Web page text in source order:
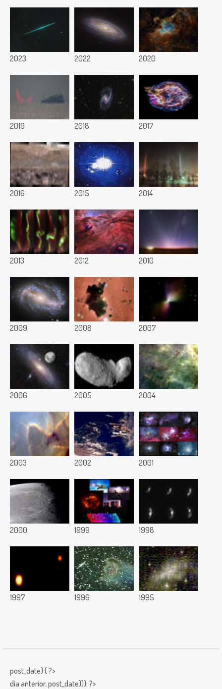
2023 2022 2020
2019 2018 2017
2016 2015 2014
2013 2012 2010
2009 2008 2007
2006 2005 2004
2003 2002 2001
2000 1999 1998
1997 1996 1995
post_date) { ?>
día anterior,post_date))); ?>